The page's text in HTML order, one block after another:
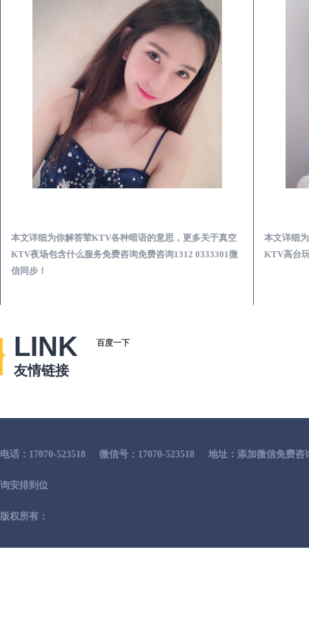
本文详细为你解答荤KTV各种暗语的意思，更多关于真空
KTV夜场包含什么服务免费咨询免费咨询1312 0333301微
信同步！
本文详细
KTV高台
LINK
友情链接
百度一下
电话：17070-523518 微信号：17070-523518 地址：添加微信免费
询安排到位
版权所有：